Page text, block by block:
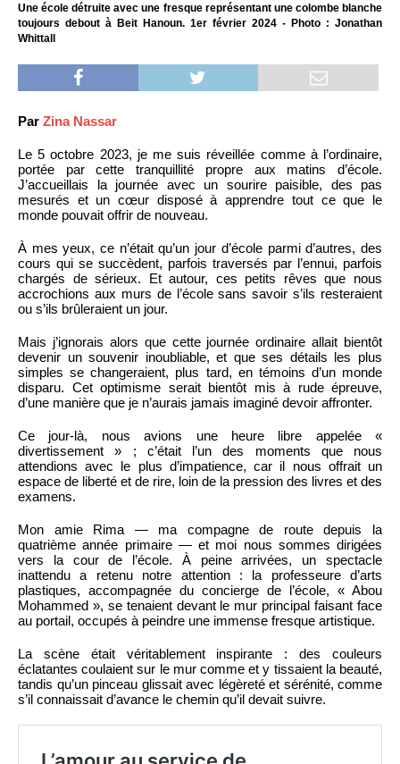
Une école détruite avec une fresque représentant une colombe blanche
toujours debout à Beit Hanoun. 1er février 2024 - Photo : Jonathan
Whittall
Par Zina Nassar
Le 5 octobre 2023, je me suis réveillée comme à l’ordinaire,
portée par cette tranquillité propre aux matins d’école.
J’accueillais la journée avec un sourire paisible, des pas
mesurés et un cœur disposé à apprendre tout ce que le
monde pouvait offrir de nouveau.
À mes yeux, ce n’était qu’un jour d’école parmi d’autres, des
cours qui se succèdent, parfois traversés par l’ennui, parfois
chargés de sérieux. Et autour, ces petits rêves que nous
accrochions aux murs de l’école sans savoir s’ils resteraient
ou s’ils brûleraient un jour.
Mais j’ignorais alors que cette journée ordinaire allait bientôt
devenir un souvenir inoubliable, et que ses détails les plus
simples se changeraient, plus tard, en témoins d’un monde
disparu. Cet optimisme serait bientôt mis à rude épreuve,
d’une manière que je n’aurais jamais imaginé devoir affronter.
Ce jour-là, nous avions une heure libre appelée «
divertissement » ; c’était l’un des moments que nous
attendions avec le plus d’impatience, car il nous offrait un
espace de liberté et de rire, loin de la pression des livres et des
examens.
Mon amie Rima — ma compagne de route depuis la
quatrième année primaire — et moi nous sommes dirigées
vers la cour de l’école. À peine arrivées, un spectacle
inattendu a retenu notre attention : la professeure d’arts
plastiques, accompagnée du concierge de l’école, « Abou
Mohammed », se tenaient devant le mur principal faisant face
au portail, occupés à peindre une immense fresque artistique.
La scène était véritablement inspirante : des couleurs
éclatantes coulaient sur le mur comme et y tissaient la beauté,
tandis qu’un pinceau glissait avec légèreté et sérénité, comme
s’il connaissait d’avance le chemin qu’il devait suivre.